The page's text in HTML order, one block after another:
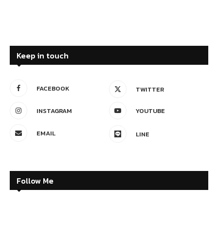
Keep in touch
FACEBOOK TWITTER
INSTAGRAM YOUTUBE
EMAIL LINE
Follow Me